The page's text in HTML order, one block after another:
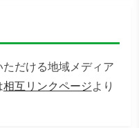
ただける地域メディア
相互リンクページより